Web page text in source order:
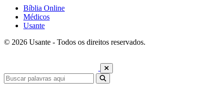
Bíblia Online
Médicos
Usante
© 2026 Usante - Todos os direitos reservados.